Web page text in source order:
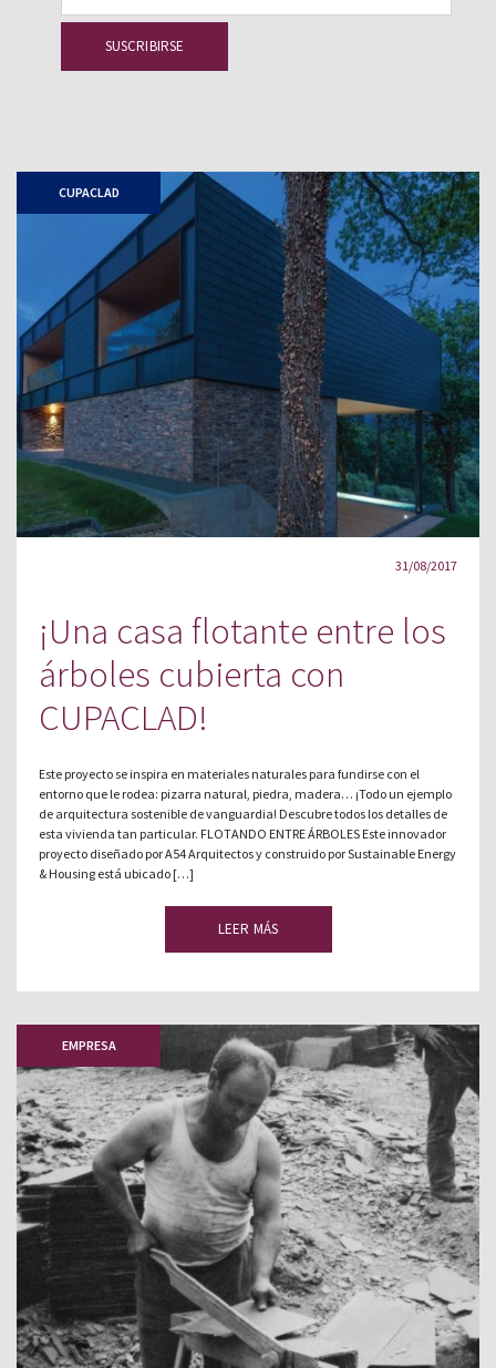
CUPACLAD
31/08/2017
¡Una casa flotante entre los
árboles cubierta con
CUPACLAD!
Este proyecto se inspira en materiales naturales para fundirse con el
entorno que le rodea: pizarra natural, piedra, madera… ¡Todo un ejemplo
de arquitectura sostenible de vanguardia! Descubre todos los detalles de
esta vivienda tan particular. FLOTANDO ENTRE ÁRBOLES Este innovador
proyecto diseñado por A54 Arquitectos y construido por Sustainable Energy
& Housing está ubicado […]
LEER MÁS
EMPRESA